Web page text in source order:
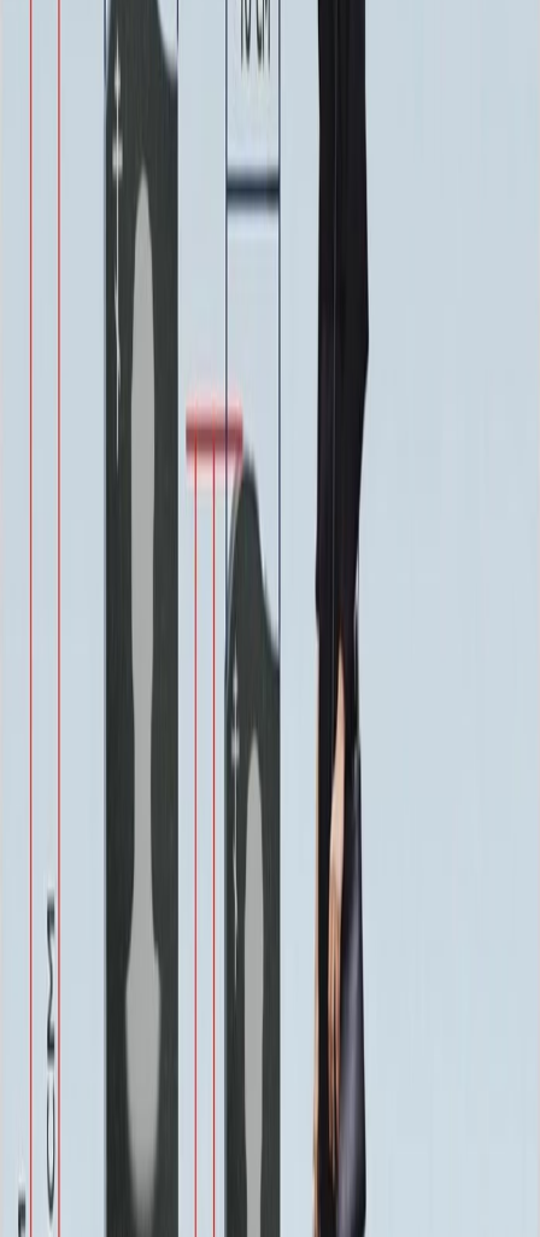
Это решение избавляет от необходимости подбирать
отдельные компоненты, так как комплекс является полностью
готовым. Его установка позволяет создать целостный и
гармоничный облик, демонстрирующий заботу и память.
Лаконичный дизайн без излишеств способствует
Комплекс ММ9047 — это выбор в пользу порядка,
завершенности и эстетической гармонии. Он символизирует
вечную память и заботу, предоставляя достойное обрамление
для места последнего упокоения. Данная модель отвечает
высоким требованиям к качеству и внешнему виду, являясь
проявлением глубокого почтения.
При выборе модели ММ9047 вы получаете не просто набор
элементов, а тщательно сбалансированный ансамбль. Важным
преимуществом является его адаптивность: комплекс
органично вписывается как в традиционные, так и в более
современные участки кладбища. Благодаря универсальной
цветовой гамме и текстуре материалов, он не конфликтует с
окружающими памятниками, создавая приватное и личное
пространство для поминовения.
С точки зрения практичности, комплекс спроектирован с
учетом простоты ухода. Поверхности материалов устойчивы к
образованию мха и плесени, а конструктивные особенности
минимизируют скопление воды и грязи. Это означает, что
внешняя безупречность будет поддерживаться с
минимальными усилиями, что особенно важно для семей,
проживающих далеко от места захоронения.
Для персонализации комплекса производитель предлагает ряд
опций, которые позволяют сохранить его стилистическую
целостность. Это может быть нанесение гравировки на
установленную плиту, выбор дополнительных декоративных
элементов (например, вазоны из того же материала) или
специальное покрытие, усиливающее глубину цвета. Таким
образом, вы можете добавить индивидуальные штрихи, не
Приобретая комплекс ММ9047, вы также инвестируете в
экологическую стабильность участка. Для его производства
используются материалы, не оказывающие вредного
воздействия на почву, что соответствует современным
стандартам обустройства ритуальных территорий. Это выбор,
который отражает заботу не только о памяти, но и о самом
месте ее хранения.
Рекомендации товаров
Комплекс на могилу ММ9000